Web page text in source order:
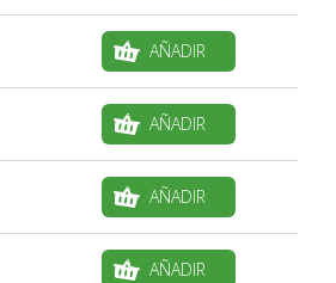
AÑADIR
AÑADIR
AÑADIR
AÑADIR